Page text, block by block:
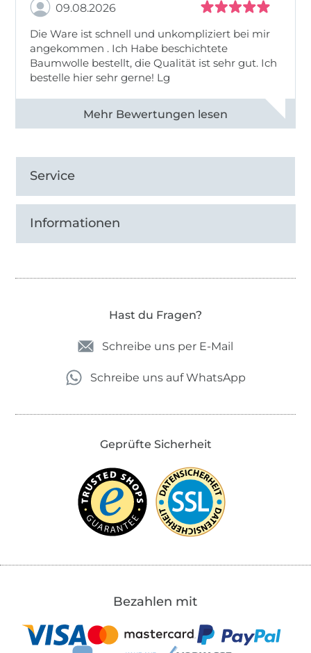
09.08.2026
Die Ware ist schnell und unkompliziert bei mir
angekommen . Ich Habe beschichtete
Baumwolle bestellt, die Qualität ist sehr gut. Ich
bestelle hier sehr gerne! Lg
Alle 83031 Bewertungen ansehen
Service
Informationen
Hast du Fragen?
Schreibe uns per E-Mail
Schreibe uns auf WhatsApp
Geprüfte Sicherheit
Bezahlen mit